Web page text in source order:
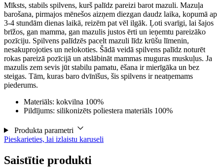
Mīksts, stabils spilvens, kurš palīdz pareizi barot mazuli. Mazuļa
barošana, pirmajos mēnešos aizņem diezgan daudz laika, kopumā ap
3-4 stundām dienas laikā, reizēm pat vēl ilgāk. Ļoti svarīgi, lai šajos
brīžos, gan mamma, gan mazulis justos ērti un ieņemtu pareizāko
pozīciju. Spilvens palīdzēs pacelt mazuli līdz krūšu līmenin,
nesakuprojoties un nelokoties. Šādā veidā spilvens palīdz noturēt
rokas pareizā pozīcijā un atslābināt mammas muguras muskuļus. Ja
mazulis zem sevis jūt stabilu pamatu, ēšana ir mierīgāka un bez
steigas. Tām, kuras baro dvīnīšus, šis spilvens ir neatņemams
piederums.
Materiāls: kokvilna 100%
Pildījums: silikonizēts poliestera materiāls 100%
Produkta parametri
Pieskarieties, lai izlaistu karuseli
Saistītie produkti